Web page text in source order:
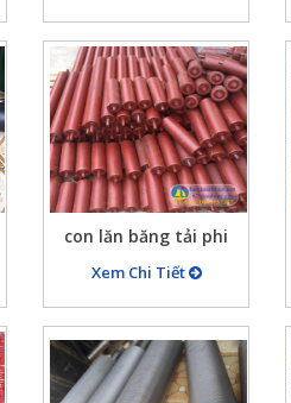
con lăn băng tải phi
89×960, con lăn phi
89×300, con lăn đỡ
băng phi 89×1200
Xem Chi Tiết